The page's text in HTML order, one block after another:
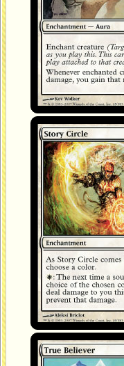
Théâtre en cercle
Adepte convaincu